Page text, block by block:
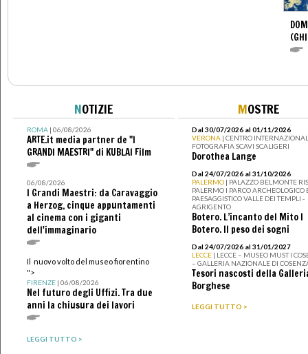
NOTIZIE
ROMA| 06/08/2026
ARTE.it media partner de "I
GRANDI MAESTRI" di KUBLAI Film
06/08/2026
I Grandi Maestri: da Caravaggio
a Herzog, cinque appuntamenti
al cinema con i giganti
dell'immaginario
Il nuovo volto del museo fiorentino
">
FIRENZE| 06/08/2026
Nel futuro degli Uffizi. Tra due
anni la chiusura dei lavori
LEGGI TUTTO >
MOSTRE
Dal 30/07/2026 al 01/11/2026
VERONA | CENTRO
FOTOGRAFIA SCAVI SCALIGERI
Dorothea Lange
Dal 24/07/2026 al 31/10/2026
PALERMO | PALAZZO BELMONTE
PALERMO I PARCO ARCHEOLOGICO
PAESAGGISTICO VALLE DEI TEMPLI -
AGRIGENTO
Botero. L’incanto del Mito I
Botero. Il peso dei sogni
Dal 24/07/2026 al 31/01/2027
LECCE | LECCE – MUSEO MUST I
– GALLERIA NAZIONALE DI
Tesori nascosti della
Borghese
LEGGI TUTTO >